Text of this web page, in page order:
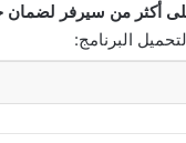
أكثر من سيرفر لضمان
البرنامج: